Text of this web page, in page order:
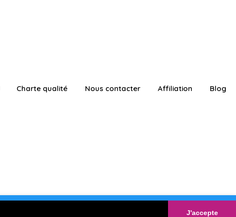
J'accepte
Charte qualité Nous contacter Affiliation Blog